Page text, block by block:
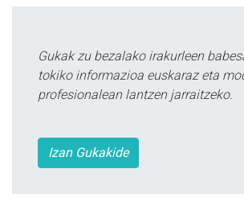
Gukak zu bezalako irakurleen
tokiko informazioa euskaraz eta
profesionalean lantzen jarraitzeko.
Izan Gukakide